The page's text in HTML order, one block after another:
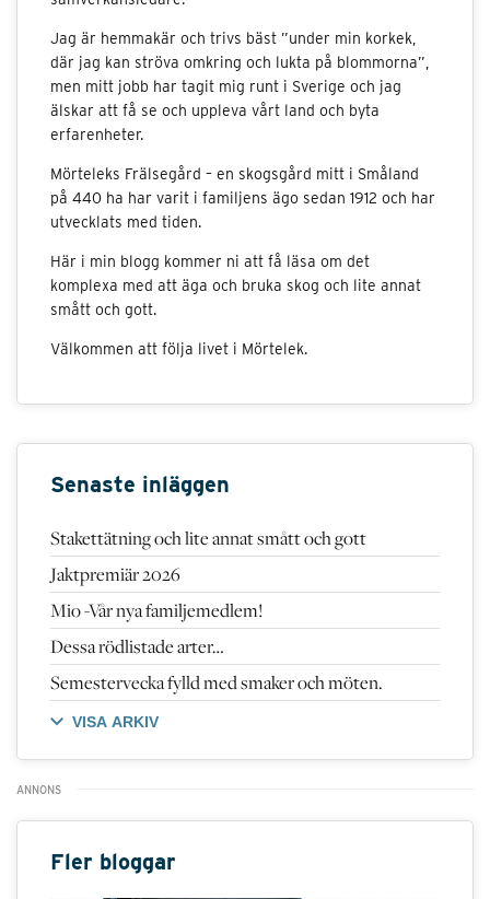
Jag är hemmakär och trivs bäst ”under min korkek,
där jag kan ströva omkring och lukta på blommorna”,
men mitt jobb har tagit mig runt i Sverige och jag
älskar att få se och uppleva vårt land och byta
erfarenheter.
Mörteleks Frälsegård – en skogsgård mitt i Småland
på 440 ha har varit i familjens ägo sedan 1912 och har
utvecklats med tiden.
Här i min blogg kommer ni att få läsa om det
komplexa med att äga och bruka skog och lite annat
smått och gott.
Välkommen att följa livet i Mörtelek.
Senaste inläggen
Stakettätning och lite annat smått och gott
Jaktpremiär 2026
Mio -Vår nya familjemedlem!
Dessa rödlistade arter…
Semestervecka fylld med smaker och möten.
VISA ARKIV
Fler bloggar